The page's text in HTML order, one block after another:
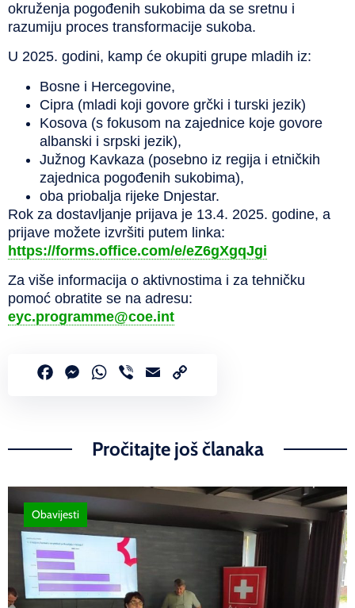
okruženja pogođenih sukobima da se sretnu i
razumiju proces transformacije sukoba.
U 2025. godini, kamp će okupiti grupe mladih iz:
Bosne i Hercegovine,
Cipra (mladi koji govore grčki i turski jezik)
Kosova (s fokusom na zajednice koje govore
albanski i srpski jezik),
Južnog Kavkaza (posebno iz regija i etničkih
zajednica pogođenih sukobima),
oba priobalja rijeke Dnjestar.
Rok za dostavljanje prijava je 13.4. 2025. godine, a
prijave možete izvršiti putem linka:
https://forms.office.com/e/eZ6gXgqJgi
Za više informacija o aktivnostima i za tehničku
pomoć obratite se na adresu:
eyc.programme@coe.int
FacebookMessenger
WhatsApp
Viber Email
Pročitajte još članaka
Obavijesti